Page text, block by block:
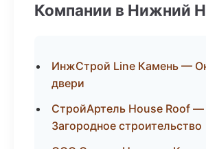
Компании в Нижний
ИнжСтрой Line Камень —
двери
СтройАртель House Roof —
Загородное строительство